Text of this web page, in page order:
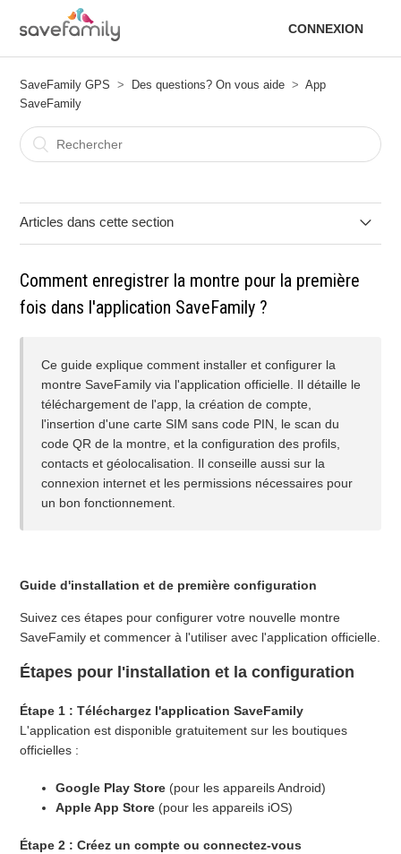
CONNEXION
SaveFamily GPS Des questions? On vous aide
App
SaveFamily
Articles dans cette section
J'ai oublié mon mot de passe de l'application, comment le
Puis-je contrôler les applications que mon enfant utilise ?
Puis-je empêcher la montre de sonner à l'école ?
Que sont les "Zones de sécurité" ?
Puis-je voir où se trouve mon enfant à tout moment ?
Que signifie être l'« administrateur » de la montre ?
ma montre ?
Afficher plus
Comment enregistrer la montre pour la première
fois dans l'application SaveFamily ?
Ce guide explique comment installer et configurer la
montre SaveFamily via l'application officielle. Il détaille le
téléchargement de l'app, la création de compte,
l'insertion d'une carte SIM sans code PIN, le scan du
code QR de la montre, et la configuration des profils,
contacts et géolocalisation. Il conseille aussi sur la
connexion internet et les permissions nécessaires pour
un bon fonctionnement.
Guide d'installation et de première configuration
Suivez ces étapes pour configurer votre nouvelle montre
SaveFamily et commencer à l'utiliser avec l'application officielle.
Étapes pour l'installation et la configuration
Étape 1 : Téléchargez l'application SaveFamily
L'application est disponible gratuitement sur les boutiques
officielles :
Google Play Store (pour les appareils Android)
Apple App Store (pour les appareils iOS)
Étape 2 : Créez un compte ou connectez-vous